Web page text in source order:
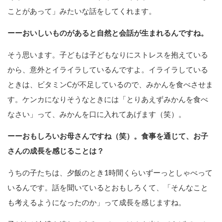
ことがあって」みたいな話をしてくれます。
ーーおいしいものがあると自然と会話が生まれるんですね。
そう思います。子どもは子どもなりにストレスを抱えている
から、意外とイライラしているんですよ。イライラしている
ときは、ビタミンCが不足しているので、みかんを食べさせま
す。ケンカになりそうなときには「とりあえずみかんを食べ
なさい」って、みかんを口に入れてあげます（笑）。
ーーおもしろいお母さんですね（笑）。食事を通じて、お子
さんの成長を感じることは？
うちの子たちは、夕飯のとき1時間くらいずーっとしゃべって
いるんです。話を聞いているとおもしろくて、「そんなこと
も考えるようになったのか」って成長を感じますね。